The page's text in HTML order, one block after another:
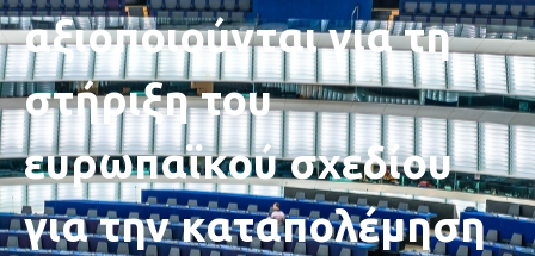
αξιοποιούνται για τη
στήριξη του
ευρωπαϊκού σχεδίου
για την καταπολέμηση